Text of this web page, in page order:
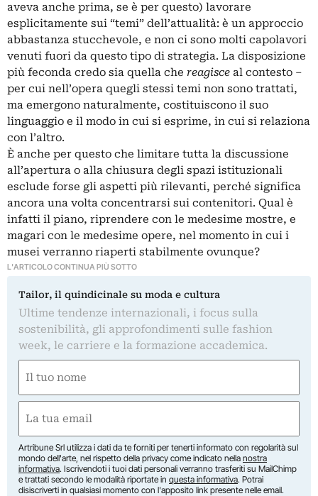
aveva anche prima, se è per questo) lavorare
esplicitamente sui “temi” dell’attualità: è un approccio
abbastanza stucchevole, e non ci sono molti capolavori
venuti fuori da questo tipo di strategia. La disposizione
più feconda credo sia quella che reagisce al contesto –
per cui nell’opera quegli stessi temi non sono trattati,
ma emergono naturalmente, costituiscono il suo
linguaggio e il modo in cui si esprime, in cui si relaziona
con l’altro.
È anche per questo che limitare tutta la discussione
all’apertura o alla chiusura degli spazi istituzionali
esclude forse gli aspetti più rilevanti, perché significa
ancora una volta concentrarsi sui contenitori. Qual è
infatti il piano, riprendere con le medesime mostre, e
magari con le medesime opere, nel momento in cui i
musei verranno riaperti stabilmente ovunque?
L'ARTICOLO CONTINUA PIÙ SOTTO
Tailor, il quindicinale su moda e cultura
Ultime tendenze internazionali, i focus sulla
sostenibilità, gli approfondimenti sulle fashion
week, le carriere e la formazione accademica.
(Obbligatorio)
Nome
(Obbligatorio)
Artribune Srl utilizza i dati da te forniti per tenerti informato con regolarità sul
mondo dell'arte, nel rispetto della privacy come indicato nella nostra
informativa. Iscrivendoti i tuoi dati personali verranno trasferiti su MailChimp
e trattati secondo le modalità riportate in questa informativa. Potrai
disiscriverti in qualsiasi momento con l'apposito link presente nelle email.